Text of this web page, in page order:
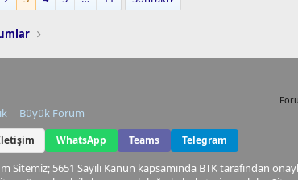
Büyük Forum
WhatsApp Teams Telegram
Sitemiz; 5651 Sayılı Kanun kapsamında BTK tarafından